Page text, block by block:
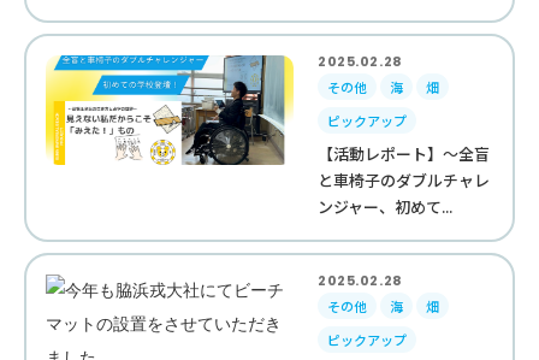
2025.02.28
その他
海
畑
ピックアップ
【活動レポート】～全盲
と車椅子のダブルチャレ
ンジャー、初めて...
2025.02.28
その他
海
畑
ピックアップ